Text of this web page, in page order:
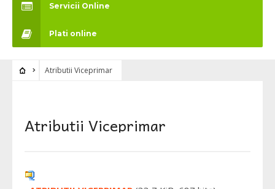
Servicii Online
Plati online
Atributii Viceprimar
Atributii Viceprimar